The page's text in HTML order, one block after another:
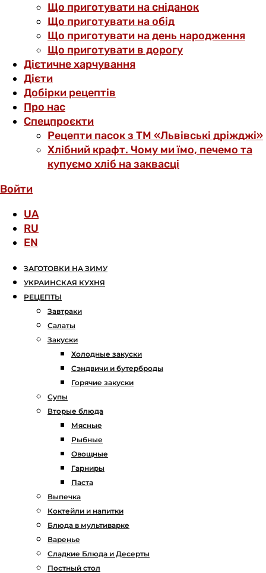
Що приготувати на сніданок
Що приготувати на обід
Що приготувати на день народження
Що приготувати в дорогу
Дієтичне харчування
Дієти
Добірки рецептів
Про нас
Спецпроєкти
Рецепти пасок з ТМ «Львівські дріжджі»
Хлібний крафт. Чому ми їмо, печемо та
купуємо хліб на заквасці
Войти
UA
RU
EN
ЗАГОТОВКИ НА ЗИМУ
УКРАИНСКАЯ КУХНЯ
РЕЦЕПТЫ
Завтраки
Салаты
Закуски
Холодные закуски
Сэндвичи и бутерброды
Горячие закуски
Супы
Вторые блюда
Мясные
Рыбные
Овощные
Гарниры
Паста
Выпечка
Коктейли и напитки
Блюда в мультиварке
Варенье
Сладкие Блюда и Десерты
Постный стол